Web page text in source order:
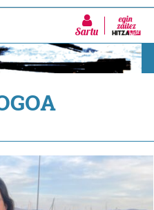
Sartu